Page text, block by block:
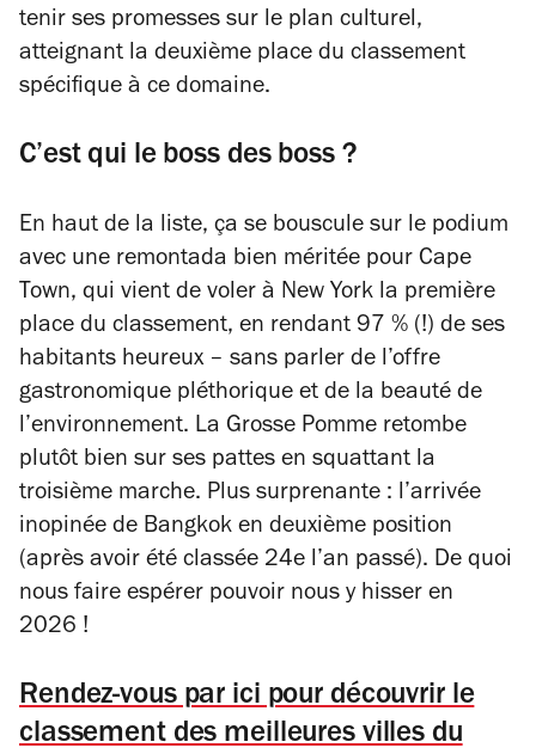
tenir ses promesses sur le plan culturel,
atteignant la deuxième place du classement
spécifique à ce domaine.
C’est qui le boss des boss ?
En haut de la liste, ça se bouscule sur le podium
avec une remontada bien méritée pour Cape
Town, qui vient de voler à New York la première
place du classement, en rendant 97 % (!) de ses
habitants heureux – sans parler de l’offre
gastronomique pléthorique et de la beauté de
l’environnement. La Grosse Pomme retombe
plutôt bien sur ses pattes en squattant la
troisième marche. Plus surprenante : l’arrivée
inopinée de Bangkok en deuxième position
(après avoir été classée 24e l’an passé). De quoi
nous faire espérer pouvoir nous y hisser en
2026 !
Rendez-vous par ici pour découvrir le
classement des meilleures villes du